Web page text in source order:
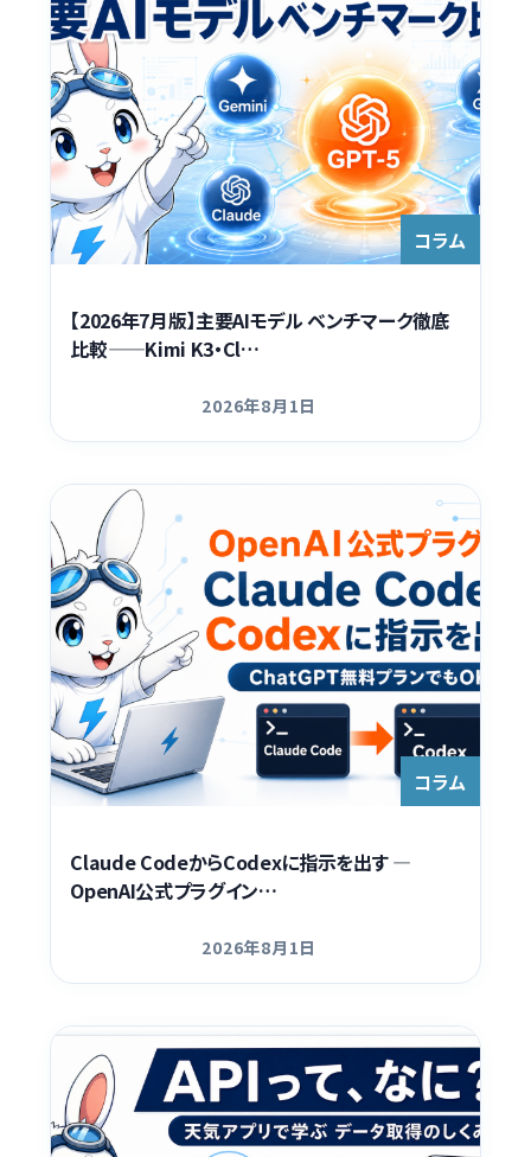
コラム
【2026年7月版】主要AIモデル ベンチマーク徹底
比較——Kimi K3・Cl…
更新日
2026年8月1日
コラム
Claude CodeからCodexに指示を出す ―
OpenAI公式プラグイン…
更新日
2026年8月1日